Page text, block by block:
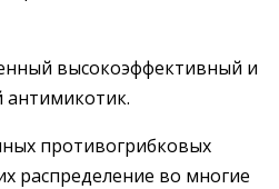
высокоэффективный и
антимикотик.
противогрибковых
распределение во многие